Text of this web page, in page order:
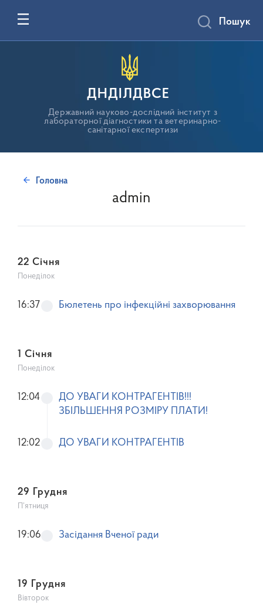
ДНДІЛДВСЕ
Державний науково-дослідний інститут з
лабораторної діагностики та ветеринарно-
санітарної експертизи
Пошук
Головна
admin
22 Січня
Понеділок
Бюлетень про інфекційні захворювання
16:37
1 Січня
Понеділок
ДО УВАГИ КОНТРАГЕНТІВ!!!
ЗБІЛЬШЕННЯ РОЗМІРУ ПЛАТИ!
12:04
ДО УВАГИ КОНТРАГЕНТІВ
12:02
29 Грудня
П’ятниця
Засідання Вченої ради
19:06
19 Грудня
Вівторок